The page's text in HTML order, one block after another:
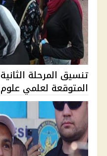
المتوقعة لعلمي